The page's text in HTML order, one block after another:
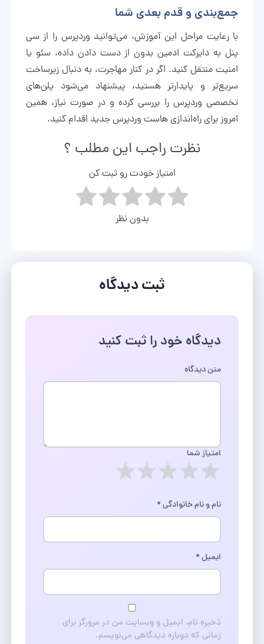
جمع‌بندی و قدم بعدی شما
با رعایت مراحل این آموزش، می‌توانید وردپرس را از سی
پنل به دایرکت ادمین بدون از دست دادن داده، سئو یا
امنیت منتقل کنید. اگر در کنار مهاجرت، به دنبال زیرساخت
سریع‌تر و پایدارتر هستید، پیشنهاد می‌شود پلن‌های
تخصصی وردپرس را بررسی کرده و در صورت نیاز، همین
امروز برایراه‌اندازی هاست وردپرس جدید اقدام کنید.
نظرت راجب این مطلب ؟
امتیاز خودت رو ثبت کن
بدون نظر
ثبت دیدگاه
دیدگاه خود را ثبت کنید
متن دیدگاه
امتیاز شما
نام و نام خانوادگی*
ایمیل*
ذخیره نام، ایمیل و وبسایت من در مرورگر برای
زمانی که دوباره دیدگاهی می‌نویسم.